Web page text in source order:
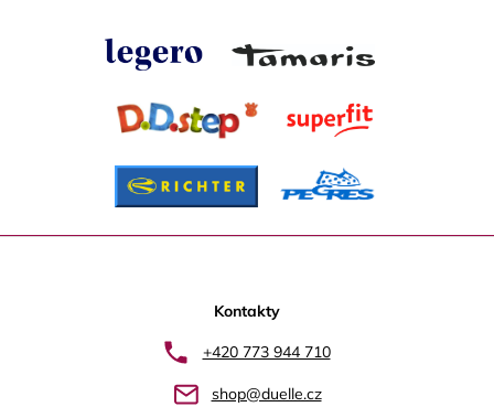
Kontakty
+420 773 944 710
shop@duelle.cz